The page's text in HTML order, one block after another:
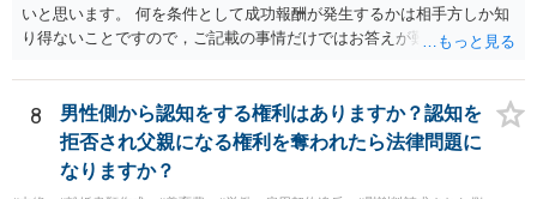
いと思います。 何を条件として成功報酬が発生するかは相手方しか知
り得ないことですので，ご記載の事情だけではお答えが難しいです。
せずに続いていることも，いずれもあり得ると思います。個々の弁護
士の考え方によります。
8
男性側から認知をする権利はありますか？認知を
拒否され父親になる権利を奪われたら法律問題に
なりますか？